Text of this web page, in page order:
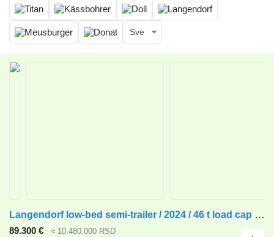
Sve
Langendorf low-bed semi-trailer / 2024 / 46 t load cap / 2 units
89.300 € ≈ 10.480.000 RSD